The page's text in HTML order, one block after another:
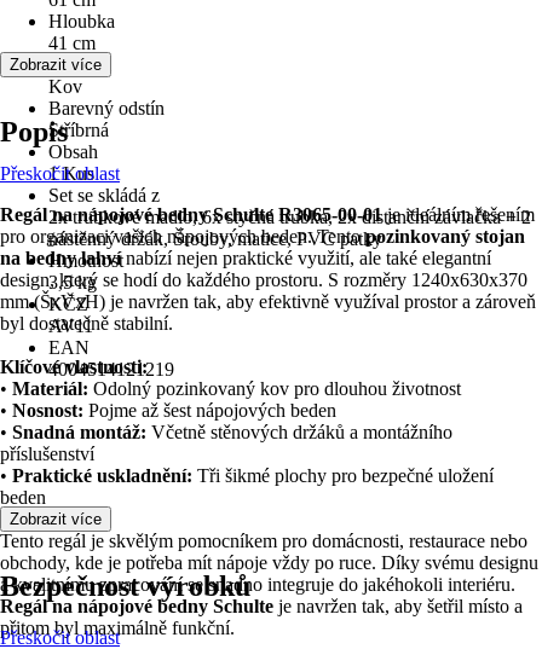
Hloubka
41 cm
Materiál
Kov
Barevný odstín
Stříbrná
Obsah
1 Kus
Set se skládá z
2x trubkové madlo, 6x styčná trubka, 2x distanční závlačka + 2
nástěnný držák, Šrouby, matice, PVC patky
Hmotnost
3,5 kg
KČZ
AV11
EAN
4004514121219
Zobrazit více
Popis
Přeskočit oblast
Regál na nápojové bedny Schulte R3065-00-01je ideálním řešením
pro organizaci vašich nápojových beden. Tentopozinkovaný stojan
na bedny lahvínabízí nejen praktické využití, ale také elegantní
design, který se hodí do každého prostoru. S rozměry 1240x630x370
mm (ŠxVxH) je navržen tak, aby efektivně využíval prostor a zároveň
byl dostatečně stabilní.
Klíčové vlastnosti:
• Materiál: Odolný pozinkovaný kov pro dlouhou životnost
• Nosnost: Pojme až šest nápojových beden
• Snadná montáž: Včetně stěnových držáků a montážního
příslušenství
• Praktické uskladnění: Tři šikmé plochy pro bezpečné uložení
beden
Tento regál je skvělým pomocníkem pro domácnosti, restaurace nebo
obchody, kde je potřeba mít nápoje vždy po ruce. Díky svému designu
a kvalitnímu zpracování se snadno integruje do jakéhokoli interiéru.
Regál na nápojové bedny Schulte je navržen tak, aby šetřil místo a
přitom byl maximálně funkční.
Zobrazit více
Bezpečnost výrobků
Přeskočit oblast